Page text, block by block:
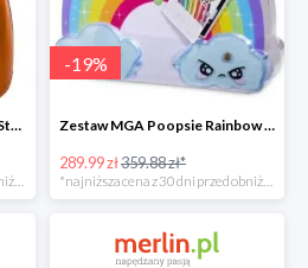
Fisher Price - Ucz się i śmiej - Stolik interaktywny
-19%
Zestaw MGA Poopsie Rainbow Surprise Slime Kit -20%
289.99 zł359.88 zł*